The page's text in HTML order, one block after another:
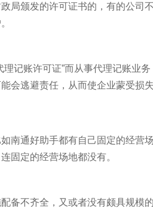
局颁发的许可证书的，有的公司
理记账许可证”而从事代理记账业
会逃避责任，从而使企业蒙受损失
南通好助手都有自己固定的经营
固定的经营场地都没有。
备不齐全，又或者没有颇具规模